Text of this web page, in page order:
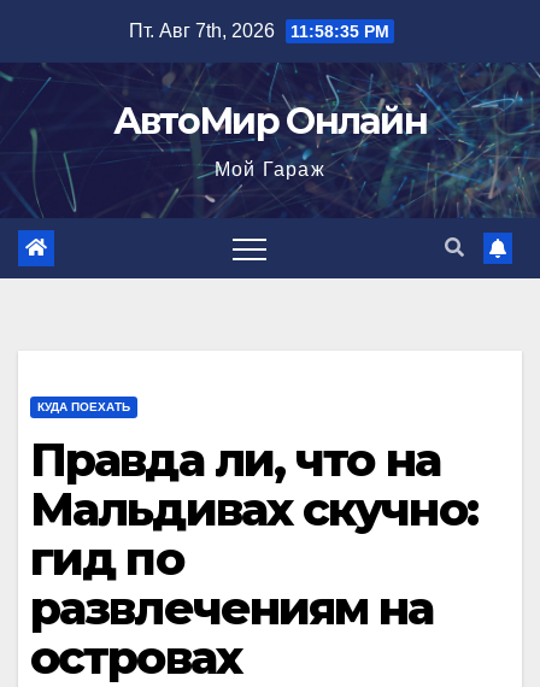
содержимому
Пт. Авг 7th, 2026 11:58:36 PM
АвтоМир Онлайн
Мой Гараж
КУДА ПОЕХАТЬ
Правда ли, что на
Мальдивах скучно:
гид по
развлечениям на
островах